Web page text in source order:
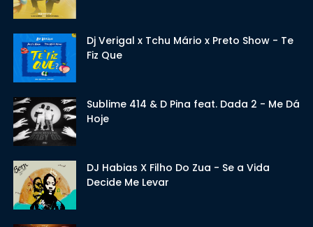
Dj Verigal x Tchu Mário x Preto Show - Te
Fiz Que
Sublime 414 & D Pina feat. Dada 2 - Me Dá
Hoje
DJ Habias X Filho Do Zua - Se a Vida
Decide Me Levar